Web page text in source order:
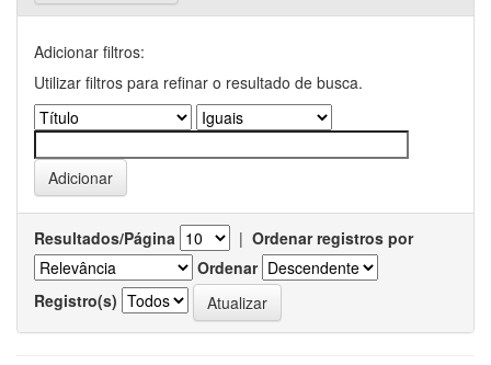
Adicionar filtros:
Utilizar filtros para refinar o resultado de busca.
Resultados/Página | Ordenar registros por
Ordenar
Registro(s)